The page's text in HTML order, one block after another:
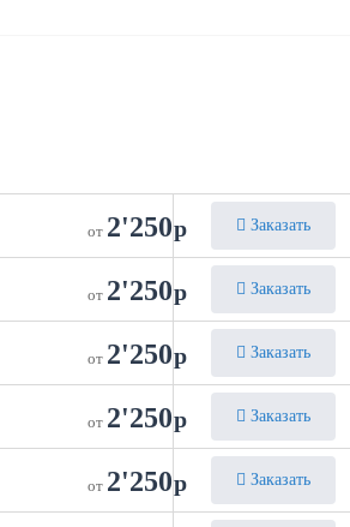
от 2'250р Заказать
от 2'250р Заказать
от 2'250р Заказать
от 2'250р Заказать
от 2'250р Заказать